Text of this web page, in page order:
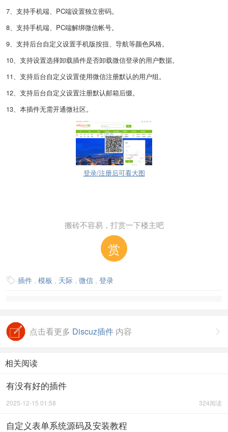
7、支持手机端、PC端设置独立密码。
8、支持手机端、PC端解绑微信帐号。
9、支持后台自定义设置手机版按扭、导航等颜色风格。
10、支持设置选择卸载插件是否卸载微信登录的用户数据。
11、支持后台自定义设置使用微信注册默认的用户组。
12、支持后台自定义设置注册默认邮箱后缀。
13、本插件无需开通微社区。
登录/注册后可看大图
搬砖不容易，打赏一下楼主吧
赏
 插件 , 模板 , 天际 , 微信 , 登录

点击看更多 Discuz插件 内容
相关阅读
有没有好的插件
324阅读
2025-12-15 01:58
自定义表单系统源码及安装教程